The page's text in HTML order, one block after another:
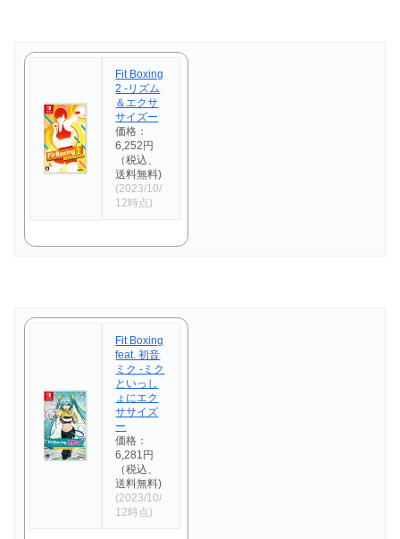
Fit Boxing
2 -リズム
＆エクサ
サイズー
価格：
6,252円
（税込、
送料無料)
(2023/10/
12時点)
Fit Boxing
feat. 初音
ミク -ミク
といっし
ょにエク
ササイズ
ー
価格：
6,281円
（税込、
送料無料)
(2023/10/
12時点)